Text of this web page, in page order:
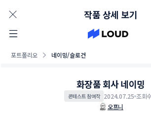
포트폴리오 네이밍/슬로건
작품 상세 보기
화장품 회사 네이밍
콘테스트 참여작 2024.07.25 조회
오프니